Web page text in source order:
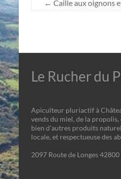
← Caille aux oignons
Le Rucher du
Apiculteur pluriactif à
vends du miel, de la
bien d'autres produits
locale, et respectueuse des
2097 Route de Longes